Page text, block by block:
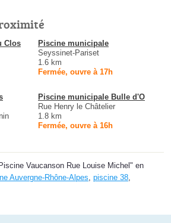
Clos
Piscine municipale
Seyssinet-Pariset
1.6 km
Fermée, ouvre à 17h
Piscine municipale Bulle d'O
Rue Henry le Châtelier
1.8 km
Fermée, ouvre à 16h
Vaucanson Rue Louise Michel" en
Auvergne-Rhône-Alpes, piscine 38,